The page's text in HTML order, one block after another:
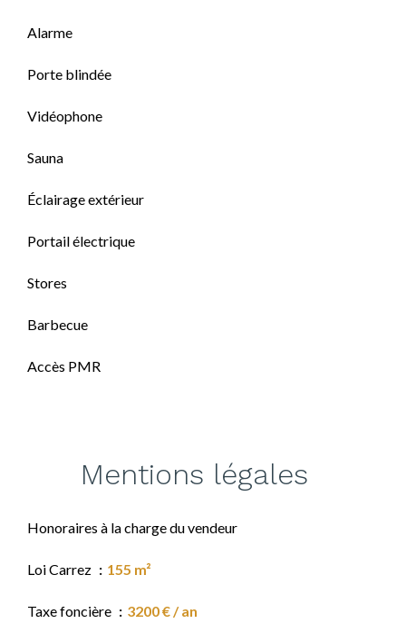
Alarme
Porte blindée
Vidéophone
Sauna
Éclairage extérieur
Portail électrique
Stores
Barbecue
Accès PMR
Mentions légales
Honoraires à la charge du vendeur
Loi Carrez 155 m²
Taxe foncière 3200 € / an